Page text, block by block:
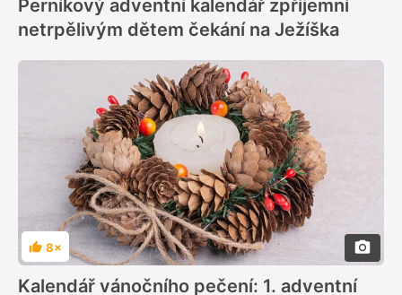
Perníkový adventní kalendář zpříjemní
netrpělivým dětem čekání na Ježíška
Hodnocení
8×
Kalendář vánočního pečení: 1. adventní